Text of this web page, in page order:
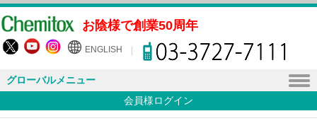
お陰様で創業50周年
ENGLISH
グローバルメニュー
会員様ログイン